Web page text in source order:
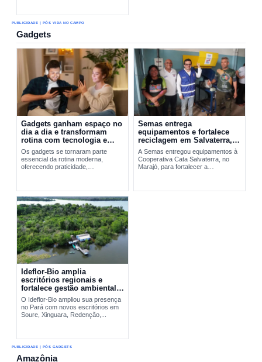
PUBLICIDADE | PÓS VIDA NO CAMPO
Gadgets
Gadgets ganham espaço no
dia a dia e transformam
rotina com tecnologia e
praticidade
Os gadgets se tornaram parte
essencial da rotina moderna,
oferecendo praticidade,
dispositivos vai do Walkman aos
smartphones...
Semas entrega
equipamentos e fortalece
reciclagem em Salvaterra,
no Marajó
A Semas entregou equipamentos à
Cooperativa Cata Salvaterra, no
Marajó, para fortalecer a
Ideflor-Bio amplia
escritórios regionais e
fortalece gestão ambiental
no Pará
O Ideflor-Bio ampliou sua presença
no Pará com novos escritórios em
Soure, Xinguara, Redenção,...
PUBLICIDADE | PÓS GADGETS
Amazônia